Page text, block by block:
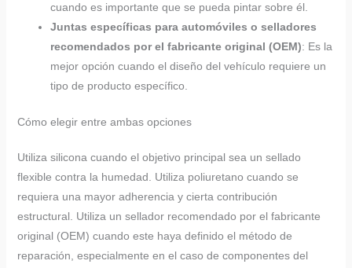
cuando es importante que se pueda pintar sobre él.
Juntas específicas para automóviles o selladores
recomendados por el fabricante original (OEM): Es la
mejor opción cuando el diseño del vehículo requiere un
tipo de producto específico.
Cómo elegir entre ambas opciones
Utiliza silicona cuando el objetivo principal sea un sellado
flexible contra la humedad. Utiliza poliuretano cuando se
requiera una mayor adherencia y cierta contribución
estructural. Utiliza un sellador recomendado por el fabricante
original (OEM) cuando este haya definido el método de
reparación, especialmente en el caso de componentes del